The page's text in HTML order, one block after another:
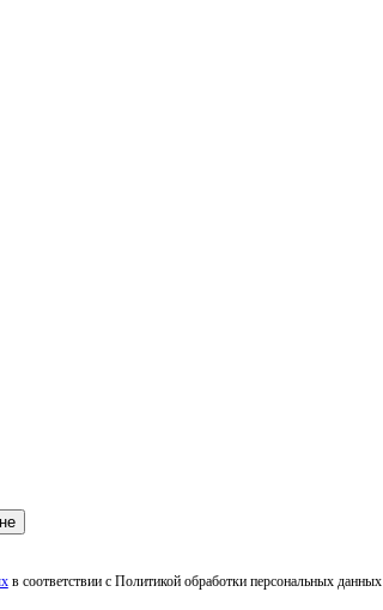
в соответствии с Политикой обработки персональных данных